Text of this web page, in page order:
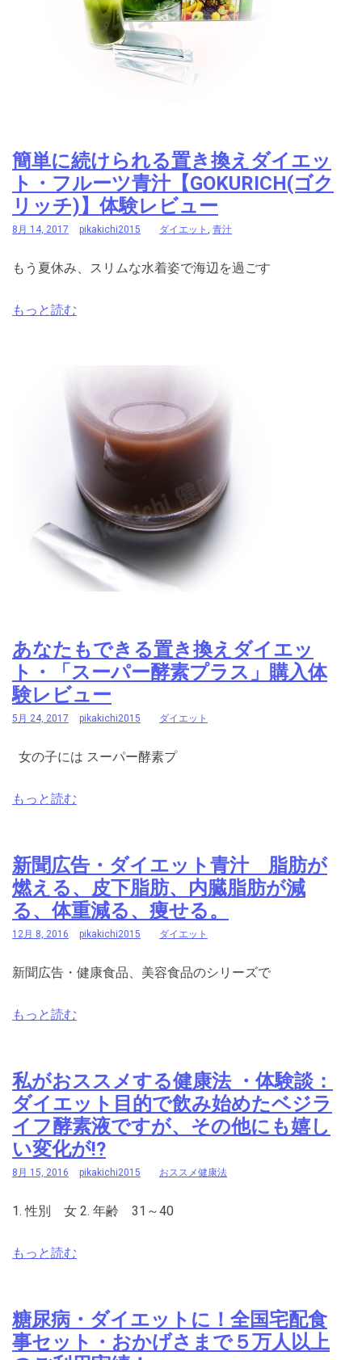
簡単に続けられる置き換えダイエッ
ト・フルーツ青汁【GOKURICH(ゴク
リッチ)】体験レビュー
8月 14, 2017 pikakichi2015 ダイエット , 青汁
もう夏休み、スリムな水着姿で海辺を過ごす
もっと読む
あなたもできる置き換えダイエッ
ト・「スーパー酵素プラス」購入体
験レビュー
5月 24, 2017 pikakichi2015 ダイエット
女の子には スーパー酵素プ
もっと読む
新聞広告・ダイエット青汁 脂肪が
燃える、皮下脂肪、内臓脂肪が減
る、体重減る、痩せる。
12月 8, 2016 pikakichi2015 ダイエット
新聞広告・健康食品、美容食品のシリーズで
もっと読む
私がおススメする健康法 ・体験談：
ダイエット目的で飲み始めたベジラ
イフ酵素液ですが、その他にも嬉し
い変化が!?
8月 15, 2016 pikakichi2015 おススメ健康法
1. 性別 女 2. 年齢 31～40
もっと読む
糖尿病・ダイエットに！全国宅配食
事セット・おかげさまで５万人以上